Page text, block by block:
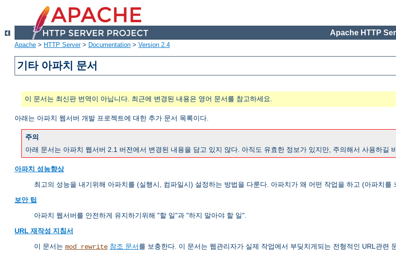
Apache HTTP
Apache > HTTP Server> Documentation > Version 2.4
기타 아파치 문서
이 문서는 최신판 번역이 아닙니다. 최근에 변경된 내용은 영어 문서를 참고하세요.
아래는 아파치 웹서버 개발 프로젝트에 대한 추가 문서 목록이다.
주의
아래 문서는 아파치 웹서버 2.1 버전에서 변경된 내용을 담고 있지 않다. 아직도 유효한 정보가 있지만, 주의해서 사용하길
아파치 성능향상
최고의 성능을 내기위해 아파치를 (실행시, 컴파일시) 설정하는 방법을 다룬다. 아파치가 왜 어떤 작업을 하고 (아파치
보안 팁
아파치 웹서버를 안전하게 유지하기위해 "할 일"과 "하지 말아야 할 일".
URL 재작성 지침서
이 문서는 mod_rewrite 참조 문서를 보충한다. 이 문서는 웹관리자가 실제 작업에서 부딪치게되는 전형적인 URL관련